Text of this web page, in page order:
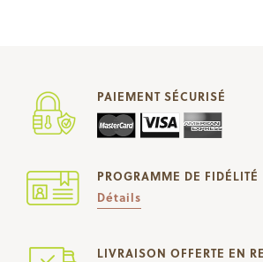
PAIEMENT SÉCURISÉ
PROGRAMME DE FIDÉLITÉ
Détails
LIVRAISON OFFERTE EN